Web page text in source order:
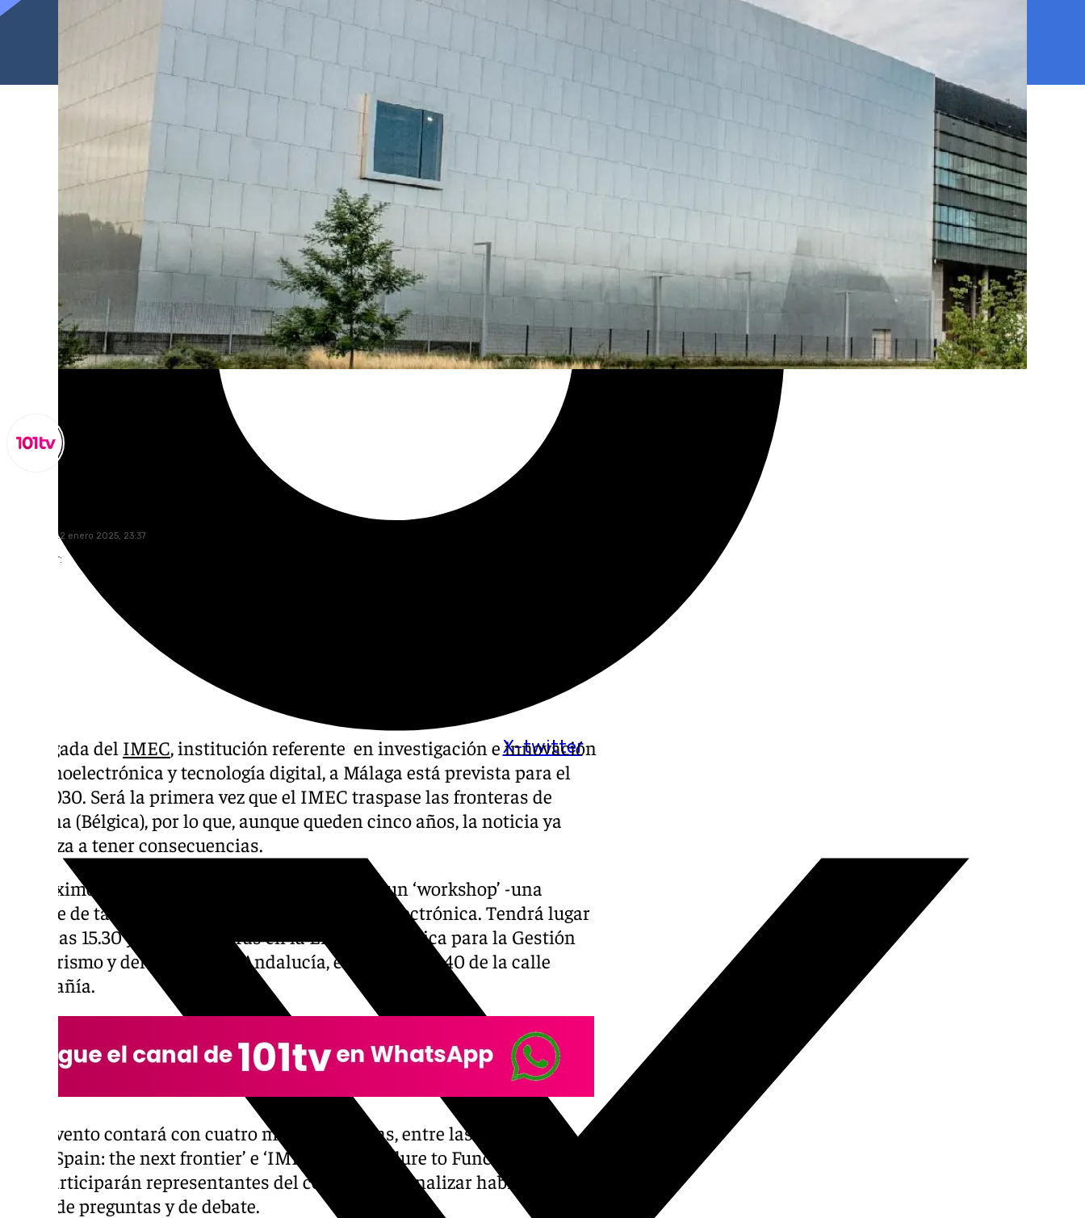
X-twitter
miércoles, 22 enero 2025, 23:37
Compartir:
La llegada del IMEC, institución referente en investigación e innovación
en nanoelectrónica y tecnología digital, a Málaga está prevista para el
año 2030. Será la primera vez que el IMEC traspase las fronteras de
Lovaina (Bélgica), por lo que, aunque queden cinco años, la noticia ya
empieza a tener consecuencias.
El próximo jueves 30 de enero, Málaga acogerá un ‘workshop’ -una
especie de taller o curso intensivo- sobre microelectrónica. Tendrá lugar
entre las 15.30 y las 19.00 horas en la Empresa Pública para la Gestión
del Turismo y del Deporte de Andalucía, en el número 40 de la calle
Compañía.
Este evento contará con cuatro mesas redondas, entre las que están
‘imec Spain: the next frontier’ e ‘IMEC: From Failure to Function’, en las
que participarán representantes del centro. Para finalizar habrá un
turno de preguntas y de debate.